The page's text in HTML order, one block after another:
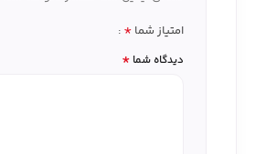
امتیاز شما *
دیدگاه شما *